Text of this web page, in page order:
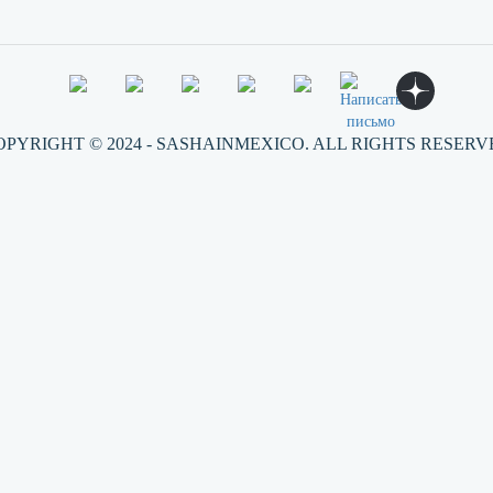
© 2024 - SASHAINMEXICO. ALL RIGHTS